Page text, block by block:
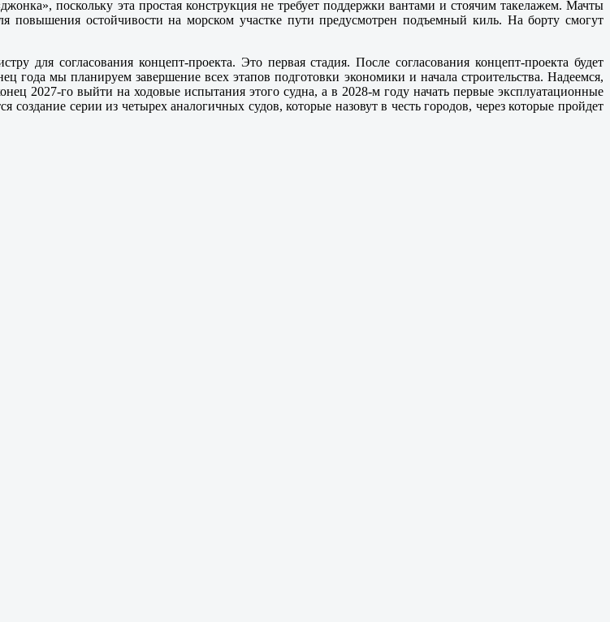
поскольку эта простая конструкция не требует поддержки вантами и стоячим такелажем. Мачты
остойчивости на морском участке пути предусмотрен подъемный киль. На борту смогут
для согласования концепт-проекта. Это первая стадия. После согласования концепт-проекта будет
года мы планируем завершение всех этапов подготовки экономики и начала строительства. Надеемся,
2027-го выйти на ходовые испытания этого судна, а в 2028-м году начать первые эксплуатационные
серии из четырех аналогичных судов, которые назовут в честь городов, через которые пройдет